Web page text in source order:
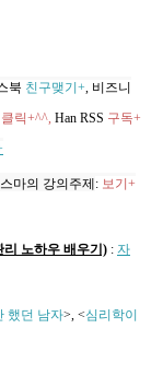
북 친구맺기+, 비즈니
클릭+^^, Han RSS 구독+
마의 강의주제 : 보기+
노하우 배우기) : 자
했던 남자>, <심리학이